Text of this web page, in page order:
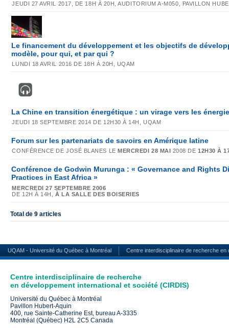
JEUDI 27 AVRIL 2017, DE 18H À 20H, AUDITORIUM A-M050, PAVILLON
Le financement du développement et les objectifs de
modèle, pour qui, et par qui ?
LUNDI 18 AVRIL 2016 DE 18H À 20H, UQAM
La Chine en transition énergétique : un virage vers les
JEUDI 18 SEPTEMBRE 2014 DE 12H30 À 14H, UQAM
Forum sur les partenariats de savoirs en Amérique latine
CONFÉRENCE DE JOSÉ BLANES LE MERCREDI 28 MAI 2008 DE12H30 À
Conférence de Godwin Murunga : « Governance and Rights
Practices in East Africa »
MERCREDI 27 SEPTEMBRE 2006
DE 12H À 14H,À LA SALLE DES BOISERIES
Total de 9 articles
UQAM - Université du Québec à Montréal Centre interdisciplinaire de recherche
Centre interdisciplinaire de recherche
en développement international et société (CIRDIS)
Université du Québec à Montréal
Pavillon Hubert-Aquin
400, rue Sainte-Catherine Est, bureau A-3335
Montréal (Québec) H2L 2C5 Canada